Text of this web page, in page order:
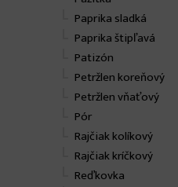
Paprika sladká
Paprika štipľavá
Patizón
Petržlen koreňový
Petržlen vňaťový
Pór
Rajčiak kolíkový
Rajčiak kríčkový
Reďkovka